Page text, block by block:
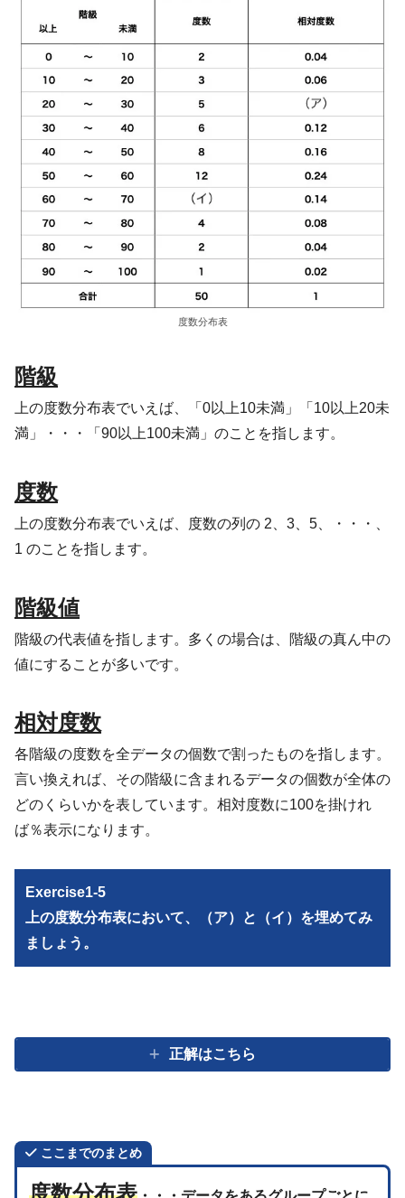
度数分布表
階級
上の度数分布表でいえば、「0以上10未満」「10以上20未
満」・・・「90以上100未満」のことを指します。
度数
上の度数分布表でいえば、度数の列の 2、3、5、・・・、
1 のことを指します。
階級値
階級の代表値を指します。多くの場合は、階級の真ん中の
値にすることが多いです。
相対度数
各階級の度数を全データの個数で割ったものを指します。
言い換えれば、その階級に含まれるデータの個数が全体の
どのくらいかを表しています。相対度数に100を掛けれ
ば％表示になります。
Exercise1-5
上の度数分布表において、（ア）と（イ）を埋めてみ
ましょう。
正解はこちら
ここまでのまとめ
度数分布表